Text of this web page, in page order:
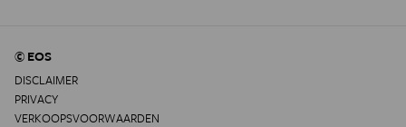
© EOS
DISCLAIMER
PRIVACY
VERKOOPSVOORWAARDEN